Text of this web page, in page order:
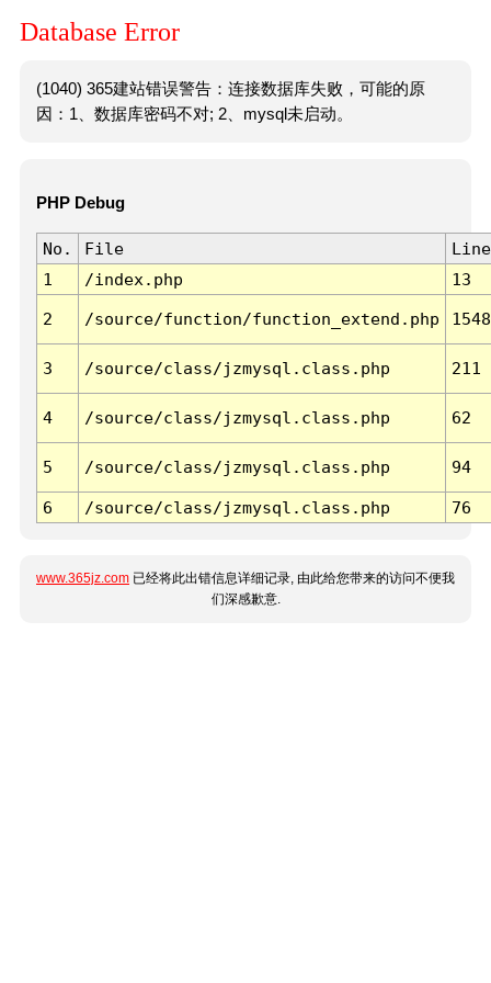
Database Error
(1040) 365建站错误警告：连接数据库失败，可能的原
因：1、数据库密码不对; 2、mysql未启动。
PHP Debug
No. File
Line
1
/index.php 13
2 /source/function/function_extend.php 1548
3 /source/class/jzmysql.class.php 211
4 /source/class/jzmysql.class.php 62
5 /source/class/jzmysql.class.php 94
6 /source/class/jzmysql.class.php 76
www.365jz.com 已经将此出错信息详细记录, 由此给您带来的访问不便我
们深感歉意.